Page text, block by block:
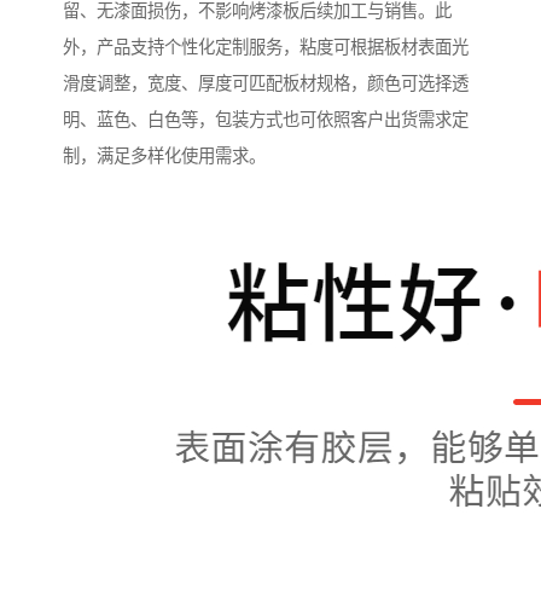
留、无漆面损伤，不影响烤漆板后续加工与销售。此
外，产品支持个性化定制服务，粘度可根据板材表面光
滑度调整，宽度、厚度可匹配板材规格，颜色可选择透
明、蓝色、白色等，包装方式也可依照客户出货需求定
制，满足多样化使用需求。